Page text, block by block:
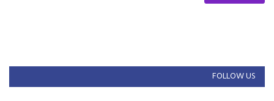
FOLLOW US